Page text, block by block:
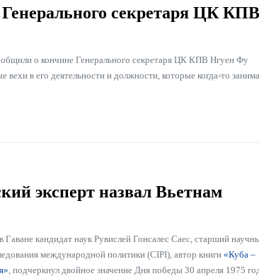
Генерального секретаря ЦК КПВ
о кончине Генерального секретаря ЦК КПВ Нгуен Фу
в его деятельности и должности, которые когда-то
эксперт назвал Вьетнам
кандидат наук Рувислей Гонсалес Саес, старший
международной политики (CIPI), автор книги «Куба –
, подчеркнул двойное значение Дня победы 30 апреля 1975